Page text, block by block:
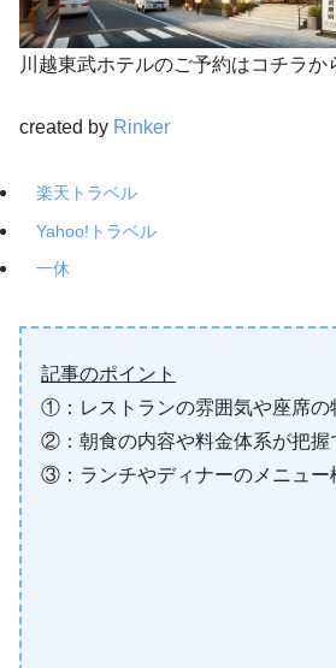
川越東武ホテルのご予約はコチラか
created by Rinker
楽天トラベル
Yahoo!トラベル
一休
記事のポイント
①：レストランの雰囲気や座席の
②：朝食の内容や料金体系が把握
③：ランチやディナーのメニュー